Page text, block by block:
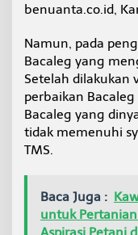
benuanta.co.id,
Namun, pada
Bacaleg yang
Setelah dilakukan
perbaikan
Bacaleg yang
tidak memenuhi
TMS.
Baca Juga :
untuk